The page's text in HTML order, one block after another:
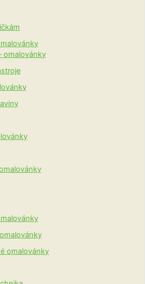
omalovánky
omalovánky